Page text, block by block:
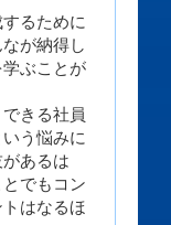
るために
が納得し
ぶことが
きる社員
う悩みに
あるは
でもコン
はなるほ